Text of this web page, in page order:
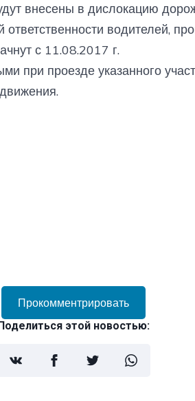
внесены в дислокацию
водителей,
с 11.08.2017 г.
при проезде указанного
Прокомментрировать
этой новостью: